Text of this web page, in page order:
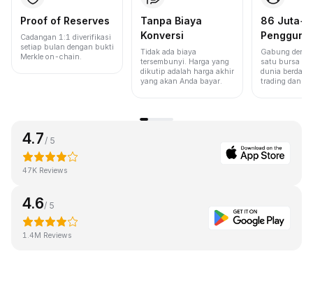
Proof of Reserves
Cadangan 1:1 diverifikasi
setiap bulan dengan bukti
Merkle on-chain.
Tanpa Biaya
Konversi
Tidak ada biaya
tersembunyi. Harga yang
dikutip adalah harga akhir
yang akan Anda bayar.
86 Juta+
Pengguna
Gabung
satu bursa
dunia
trading dan
4.7/ 5
47K Reviews
4.6/ 5
1.4M Reviews